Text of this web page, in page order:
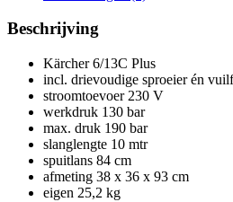
Beschrijving
Kärcher 6/13C Plus
incl. drievoudige sproeier én
stroomtoevoer 230 V
werkdruk 130 bar
max. druk 190 bar
slanglengte 10 mtr
spuitlans 84 cm
afmeting 38 x 36 x 93 cm
eigen 25,2 kg